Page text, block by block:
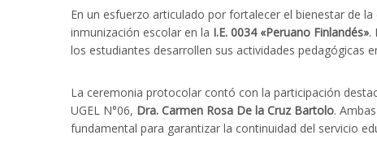
En un esfuerzo articulado por fortalecer el bienestar de
inmunización escolar en la I.E. 0034 «Peruano Finlandés».
los estudiantes desarrollen sus actividades pedagógicas
La ceremonia protocolar contó con la participación
UGEL N°06, Dra. Carmen Rosa De la Cruz Bartolo.
fundamental para garantizar la continuidad del servicio